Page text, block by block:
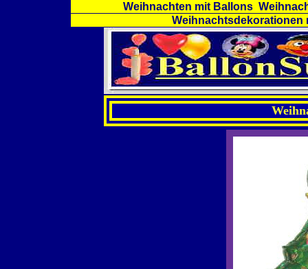
Weihnachten mit Ballons
Weihnachtsdekorationen